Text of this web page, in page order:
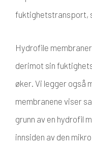
fuktighetstransport,
Hydrofile
derimot sin
øker. Vi legger også
membranene viser
grunn av en hydrofil
innsiden av den